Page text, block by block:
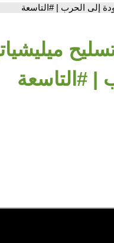
إلى الحرب | #التاسعة
| #التاسعة